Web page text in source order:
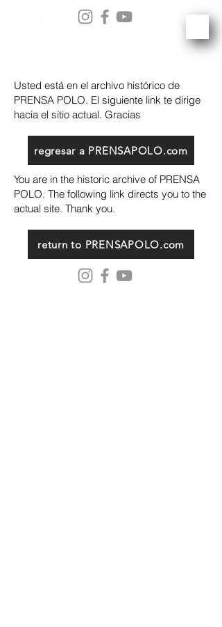
Usted está en el archivo histórico de
PRENSA POLO. El siguiente link te dirige
hacia el sitio actual. Gracias
regresar a PRENSAPOLO.com
You are in the historic archive of PRENSA
POLO. The following link directs you to the
actual site. Thank you.
return to PRENSAPOLO.com